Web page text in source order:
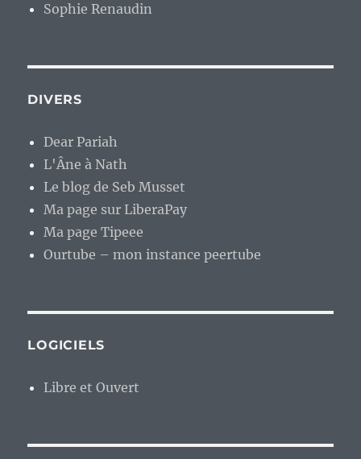
Sophie Renaudin
DIVERS
Dear Pariah
L'Âne à Nath
Le blog de Seb Musset
Ma page sur LiberaPay
Ma page Tipeee
Ourtube – mon instance peertube
LOGICIELS
Libre et Ouvert